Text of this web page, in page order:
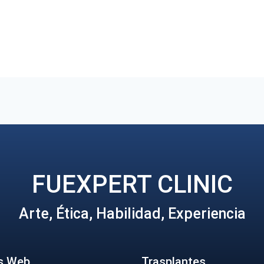
FUEXPERT CLINIC
Arte, Ética, Habilidad, Experiencia